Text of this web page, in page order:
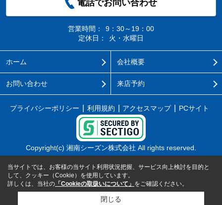
電話でお問い合わせ
営業時間：
9：30～19：00
定休日：
火・水曜日
ホーム 会社概要
お問い合わせ 来店予約
プライバシーポリシー 利用規約 アクセスマップ PCサイト
Copyright(c) 湘南シーズン株式会社 All rights reserved.
当サイトでは、お客様の当サイト利用状況把握、サービス向上検討を目的と
して、クッキー（Cookie）を使用しています。
詳しくは、当社の 「Cookieの取扱いについて」 をご確認ください。
閉じる